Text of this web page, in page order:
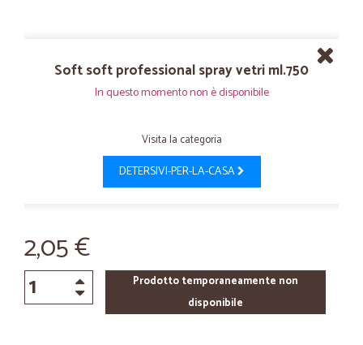
Soft soft professional spray vetri ml.750
In questo momento non è disponibile
Visita la categoria
DETERSIVI-PER-LA-CASA
2,05 €
Prodotto temporaneamente non
disponibile